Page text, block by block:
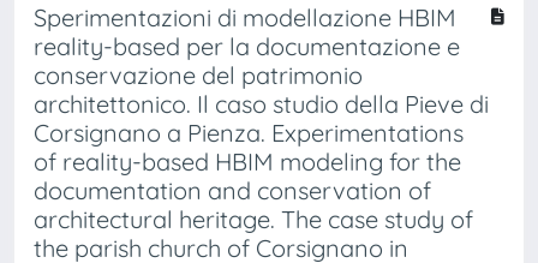
Sperimentazioni di modellazione HBIM
reality-based per la documentazione e
conservazione del patrimonio
architettonico. Il caso studio della Pieve di
Corsignano a Pienza. Experimentations
of reality-based HBIM modeling for the
documentation and conservation of
architectural heritage. The case study of
the parish church of Corsignano in